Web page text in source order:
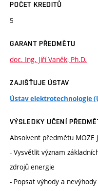
POČET KREDITŮ
5
GARANT PŘEDMĚTU
doc. Ing. Jiří Vaněk, Ph.D.
ZAJIŠŤUJE ÚSTAV
Ústav elektrotechnologie
VÝSLEDKY UČENÍ
Absolvent předmětu MOZE
- Vysvětlit význam
zdrojů energie
- Popsat výhody a